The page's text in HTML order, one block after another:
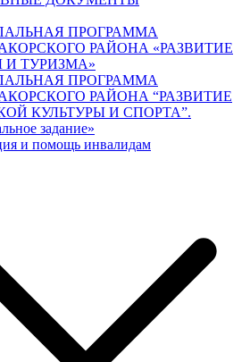
ПРОГРАММА
РАЙОНА «РАЗВИТИЕ
И ТУРИЗМА»
ПРОГРАММА
РАЙОНА “РАЗВИТИЕ
КУЛЬТУРЫ И СПОРТА”.
задание»
и помощь инвалидам